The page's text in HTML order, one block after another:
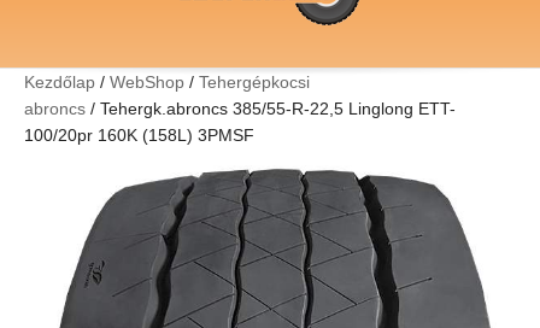
Kezdőlap / WebShop / Tehergépkocsi
abroncs / Tehergk.abroncs 385/55-R-22,5 Linglong ETT-
100/20pr 160K (158L) 3PMSF